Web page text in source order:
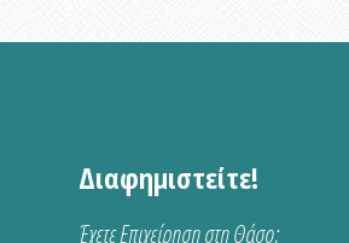
Διαφημιστείτε!
Έχετε Επιχείρηση στη Θάσο;